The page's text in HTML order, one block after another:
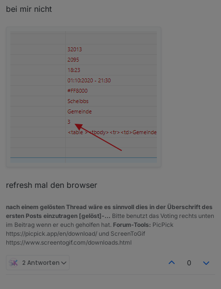
bei mir nicht
refresh mal den browser
nach einem gelösten Thread wäre es sinnvoll dies in der Überschrift des
ersten Posts einzutragen [gelöst]-... Bitte benutzt das Voting rechts unten
im Beitrag wenn er euch geholfen hat. Forum-Tools: PicPick
https://picpick.app/en/download/ und ScreenToGif
https://www.screentogif.com/downloads.html
2 Antworten 0